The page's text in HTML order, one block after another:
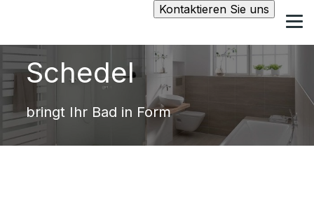
Kontaktieren Sie uns
Schedel
bringt Ihr Bad in Form